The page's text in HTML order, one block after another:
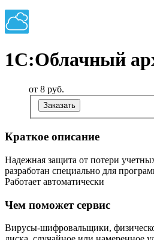
1С:Облачный
от 8 руб.
Заказать
Краткое описание
Надежная защита от потери
разработан специально для
Работает автоматически
Чем поможет сервис
Вирусы-шифровальщики,